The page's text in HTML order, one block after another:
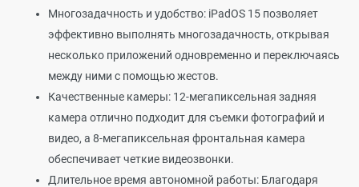
Многозадачность и удобство: iPadOS 15 позволяет
эффективно выполнять многозадачность, открывая
несколько приложений одновременно и переключаясь
между ними с помощью жестов.
Качественные камеры: 12-мегапиксельная задняя
камера отлично подходит для съемки фотографий и
видео, а 8-мегапиксельная фронтальная камера
обеспечивает четкие видеозвонки.
Длительное время автономной работы: Благодаря